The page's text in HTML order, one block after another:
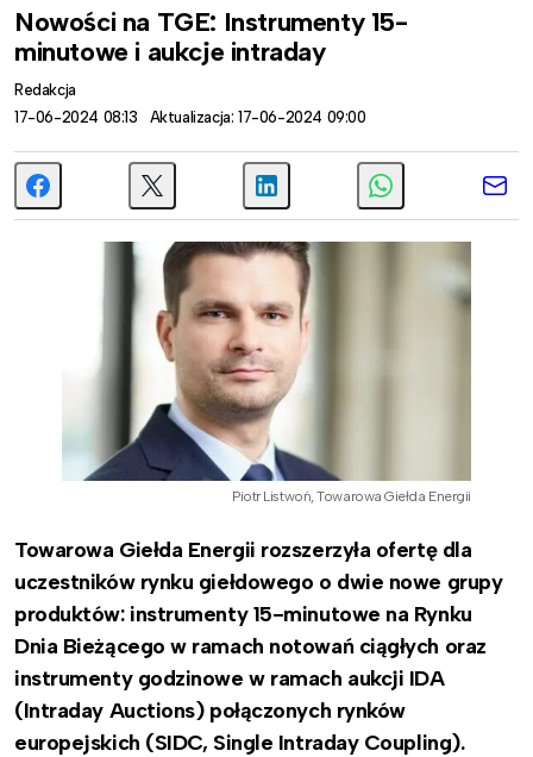
Nowości na TGE: Instrumenty 15-
minutowe i aukcje intraday
Redakcja
17-06-2024 08:13
Aktualizacja: 17-06-2024 09:00
Piotr Listwoń, Towarowa Giełda Energii
Towarowa Giełda Energii rozszerzyła ofertę dla
uczestników rynku giełdowego o dwie nowe grupy
produktów: instrumenty 15-minutowe na Rynku
Dnia Bieżącego w ramach notowań ciągłych oraz
instrumenty godzinowe w ramach aukcji IDA
(Intraday Auctions) połączonych rynków
europejskich (SIDC, Single Intraday Coupling).